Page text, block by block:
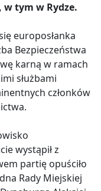
tym w Rydze.
europosłanka
Bezpieczeństwa
karną w ramach
służbami
członków
wystąpił z
partię opuściło
Rady Miejskiej